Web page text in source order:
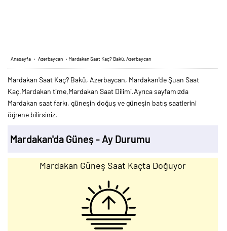
Anasayfa › Azerbaycan › Mardakan Saat Kaç? Bakü, Azerbaycan
Mardakan Saat Kaç? Bakü, Azerbaycan, Mardakan'de Şuan Saat
Kaç,Mardakan time,Mardakan Saat Dilimi.Ayrıca sayfamızda
Mardakan saat farkı, güneşin doğuş ve güneşin batış saatlerini
öğrene bilirsiniz.
Mardakan'da Güneş - Ay Durumu
Mardakan Güneş Saat Kaçta Doğuyor